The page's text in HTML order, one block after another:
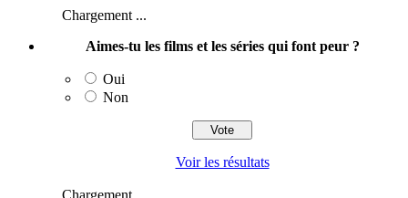
Chargement ...
Aimes-tu les films et les séries qui font peur ?
Oui
Non
Voir les résultats